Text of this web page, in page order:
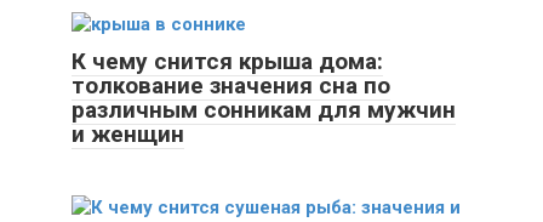
К чему снится крыша дома:
толкование значения сна по
различным сонникам для мужчин
и женщин